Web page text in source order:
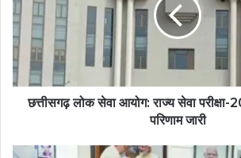
छत्तीसगढ़ लोक सेवा आयोग: राज्य सेवा परीक्षा-
परिणाम जारी